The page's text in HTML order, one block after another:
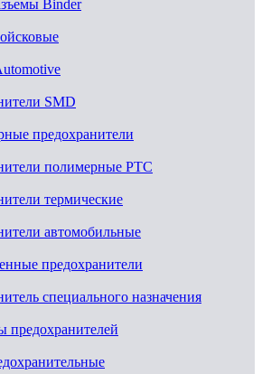
Binder
SMD
предохранители
полимерные PTC
термические
автомобильные
предохранители
специального назначения
предохранителей